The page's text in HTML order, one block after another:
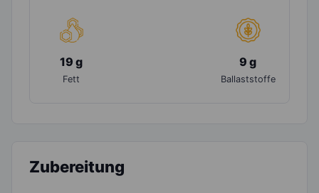
19 g
Fett
9 g
Ballaststoffe
Zubereitung